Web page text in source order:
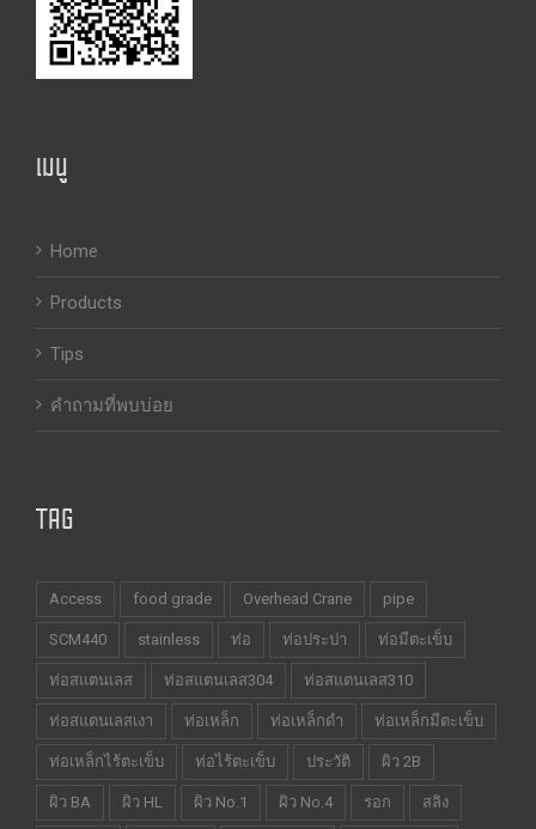
เมนู
Home
Products
Tips
คำถามที่พบบ่อย
TAG
Access food grade Overhead Crane pipe
SCM440 stainless ท่อ ท่อประปา ท่อมีตะเข็บ
ท่อสแตนเลส ท่อสแตนเลส304 ท่อสแตนเลส310
ท่อสแตนเลสเงา ท่อเหล็ก ท่อเหล็กดำ ท่อเหล็กมีตะเข็บ
ท่อเหล็กไร้ตะเข็บ ท่อไร้ตะเข็บ ประวัติ ผิว 2B
ผิว BA ผิว HL ผิว No.1 ผิว No.4 รอก สลิง